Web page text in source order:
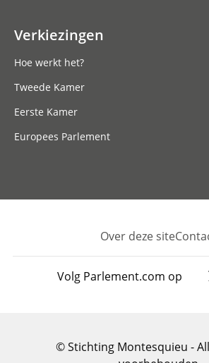
Verkiezingen
Hoe werkt het?
Tweede Kamer
Eerste Kamer
Europees Parlement
Footer
Over deze site
Volg Parlement.com op
© Stichting Montesquieu -